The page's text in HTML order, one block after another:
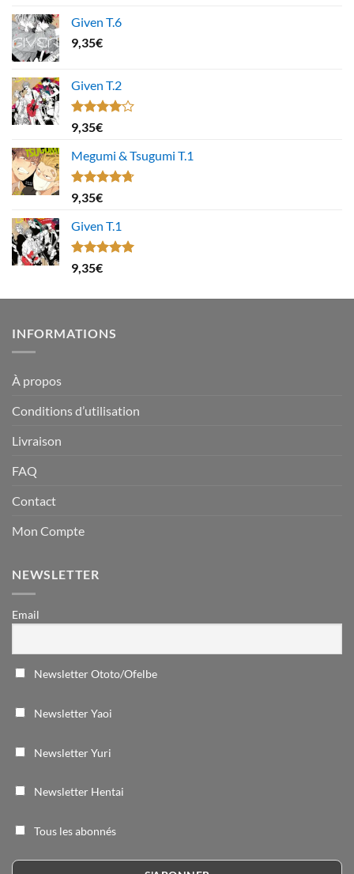
Given T.6
9,35€
Given T.2
Note
4.00
5
9,35€
Megumi & Tsugumi T.1
Note4.67
sur 5
9,35€
Given T.1
Note5.00
sur 5
9,35€
INFORMATIONS
À propos
Conditions d’utilisation
Livraison
FAQ
Contact
Mon Compte
NEWSLETTER
Email
Newsletter Ototo/Ofelbe
Newsletter Yaoi
Newsletter Yuri
Newsletter Hentai
Tous les abonnés